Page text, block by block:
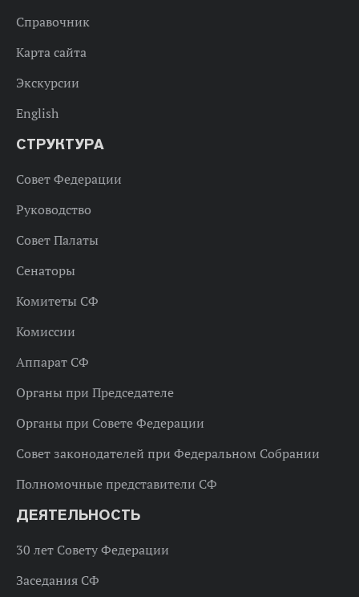
Справочник
Карта сайта
Экскурсии
English
СТРУКТУРА
Совет Федерации
Руководство
Совет Палаты
Сенаторы
Комитеты СФ
Комиссии
Аппарат СФ
Органы при Председателе
Органы при Совете Федерации
Совет законодателей при Федеральном Собрании
Полномочные представители СФ
ДЕЯТЕЛЬНОСТЬ
30 лет Совету Федерации
Заседания СФ